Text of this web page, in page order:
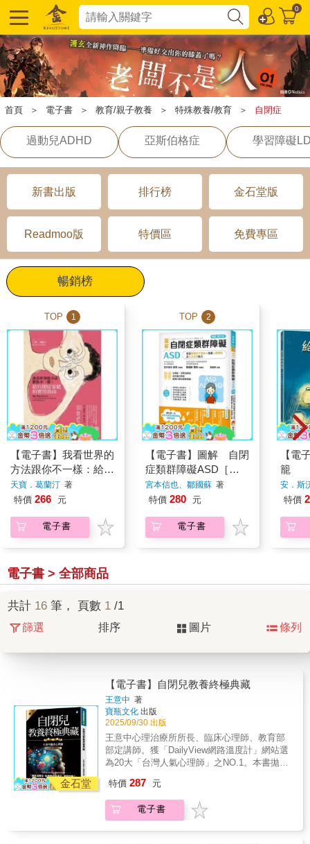
0
首頁 ＞ 電子書 ＞ 教育/親子教養 ＞ 特殊教養/教育 ＞ 自閉症
過動兒ADHD 亞斯伯格症 學習障礙
新書出版 排行榜 金石堂版
Readmoo版 特價區 免費專區
暢銷榜
TOP 1
【電子書】我看世界的
方法跟你不一樣：給自
閉症家庭的實用指南
天寶．葛蘭汀 著
特價 266 元
電子書
TOP 2
【電子書】圖解 自閉
症類群障礙ASD［暢
銷修訂版］
宮本信也、鄒國蘇 著
特價 280 元
電子書
【電
籠
安．斯
特價
電子書 > 全部商品
共計 16 筆， 頁數 1 /1
篩選 排序 圖片 條列
金石堂
【電子書】自閉兒教養終極典藏
王意中 著
寶瓶文化 出版
2025/09/30 出版
王意中心理治療所所長、臨床心理師、教育部
部定講師。獲「DailyView網路溫度計」網站選
為20大「台灣人氣心理師」之NO.1。本書拋出
長與老師看懂自閉兒行為背後的訊號，陪孩子
走過每段看似難搞、實則求助的時刻。★內容
簡介： 【經典升級，全新修訂】────自閉兒
特價 287 元
電子書